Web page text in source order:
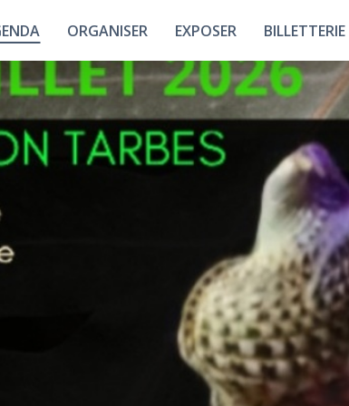
ORGANISER
Plan Interactif
Les Halls
Les Espaces
EXPOSER
Union Française Des
Métiers De
L'événement
Événements
BILLETTERIE